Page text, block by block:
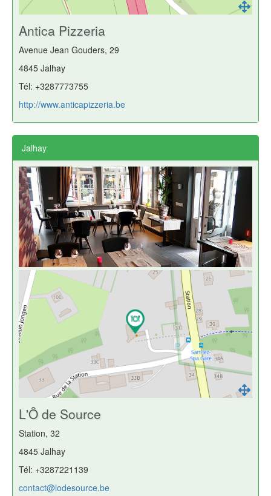
Antica Pizzeria
Avenue Jean Gouders, 29
4845 Jalhay
Tél: +3287773755
http://www.anticapizzeria.be
Jalhay
L'Ô de Source
Station, 32
4845 Jalhay
Tél: +3287221139
contact@lodesource.be